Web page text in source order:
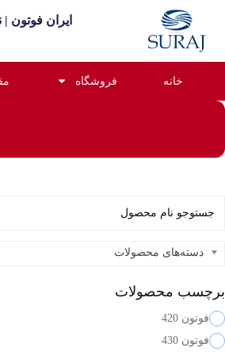
ایران فوتون
خانه فروشگاه
دسته‌های محصولات
برچسب محصولات
فوتون 420
فوتون 430